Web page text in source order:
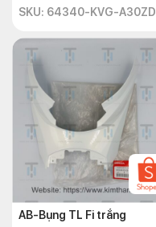
SKU: 64340-KVG-A30ZD
AB-Bụng TL Fi trắng